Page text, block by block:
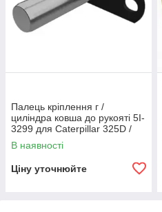
Палець кріплення г /
циліндра ковша до рукояті 5I-
3299 для Caterpillar 325D /
329D
В наявності
Ціну уточнюйте